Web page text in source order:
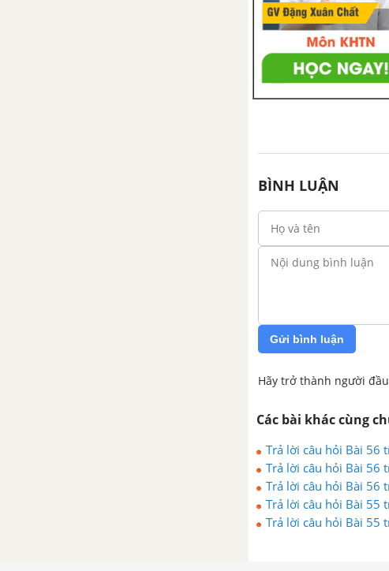
BÌNH LUẬN
Gửi bình luận
Hãy trở thành người
Các bài khác cùng
Trả lời câu hỏi Bài 56
Trả lời câu hỏi Bài 56
Trả lời câu hỏi Bài 56
Trả lời câu hỏi Bài 55
Trả lời câu hỏi Bài 55